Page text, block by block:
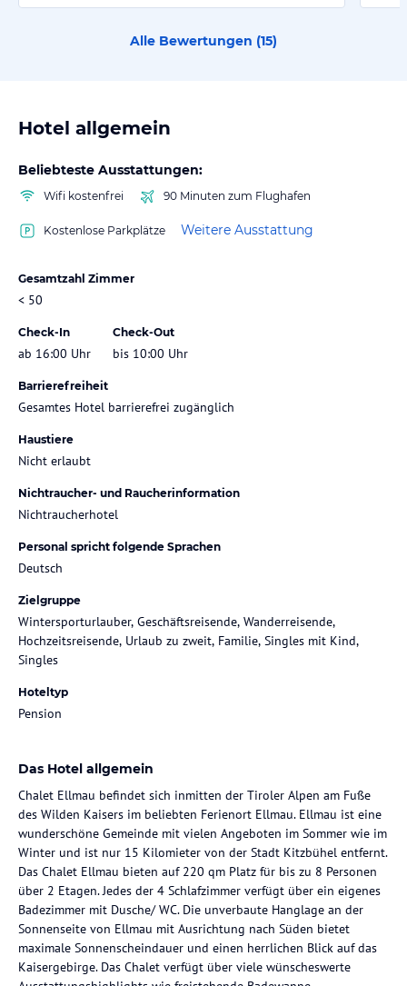
Alle Bewertungen (15)
Hotel allgemein
Beliebteste Ausstattungen:
Wifi kostenfrei 90 Minuten zum Flughafen
Kostenlose Parkplätze Weitere Ausstattung
Gesamtzahl Zimmer
< 50
Check-In
ab 16:00 Uhr
Check-Out
bis 10:00 Uhr
Barrierefreiheit
Gesamtes Hotel barrierefrei zugänglich
Haustiere
Nicht erlaubt
Nichtraucher- und Raucherinformation
Nichtraucherhotel
Personal spricht folgende Sprachen
Deutsch
Zielgruppe
Wintersporturlauber, Geschäftsreisende, Wanderreisende,
Hochzeitsreisende, Urlaub zu zweit, Familie, Singles mit Kind,
Singles
Hoteltyp
Pension
Das Hotel allgemein
Chalet Ellmau befindet sich inmitten der Tiroler Alpen am Fuße
des Wilden Kaisers im beliebten Ferienort Ellmau. Ellmau ist eine
wunderschöne Gemeinde mit vielen Angeboten im Sommer wie im
Winter und ist nur 15 Kilomieter von der Stadt Kitzbühel entfernt.
Das Chalet Ellmau bieten auf 220 qm Platz für bis zu 8 Personen
über 2 Etagen. Jedes der 4 Schlafzimmer verfügt über ein eigenes
Badezimmer mit Dusche/ WC. Die unverbaute Hanglage an der
Sonnenseite von Ellmau mit Ausrichtung nach Süden bietet
maximale Sonnenscheindauer und einen herrlichen Blick auf das
Kaisergebirge. Das Chalet verfügt über viele wünscheswerte